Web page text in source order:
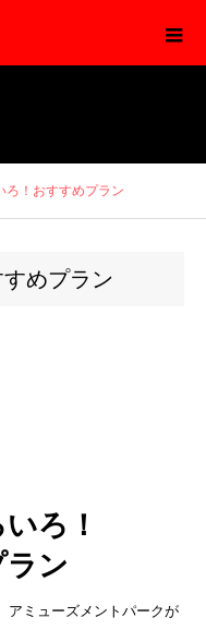
ろ！おすすめプラン
めプラン
ろ！
ン
アミューズメントパークが